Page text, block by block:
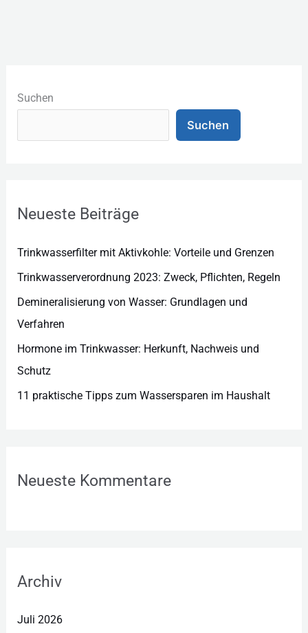
Suchen
Suchen
Neueste Beiträge
Trinkwasserfilter mit Aktivkohle: Vorteile und Grenzen
Trinkwasserverordnung 2023: Zweck, Pflichten, Regeln
Demineralisierung von Wasser: Grundlagen und
Verfahren
Hormone im Trinkwasser: Herkunft, Nachweis und
Schutz
11 praktische Tipps zum Wassersparen im Haushalt
Neueste Kommentare
Archiv
Juli 2026
a
e
r
e
n